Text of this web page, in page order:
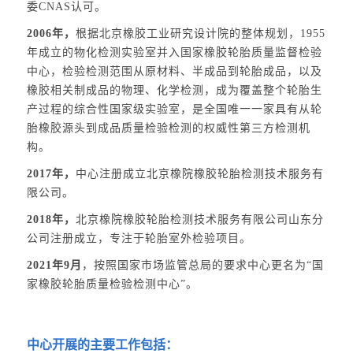
委CNAS认可。
2006年，根据北京橡胶工业研究设计院的整体规划，1955
年成立的物化检测实验室并入国家橡胶轮胎质量监督检验
中心，检验检测范围从原材料、半成品到轮胎成品，以及
橡胶相关制成品的物理、化学检测，成为覆盖整个轮胎生
产过程的综合性国家级实验室，是全国唯一一家具有从轮
胎橡胶源头到成品质量检验检测的权威性第三方检测机
构。
2017年， 中心注册成立北京橡院橡胶轮胎检测技术服务有
限公司。
2018年，北京橡院橡胶轮胎检测技术服务有限公司山东分
公司注册成立，专注于轮胎室外检验项目。
2021年9月 ，按照国家市场监管总局的要求中心更名为“国
家橡胶轮胎质量检验检测中心”。
中心开展的主要工作包括：